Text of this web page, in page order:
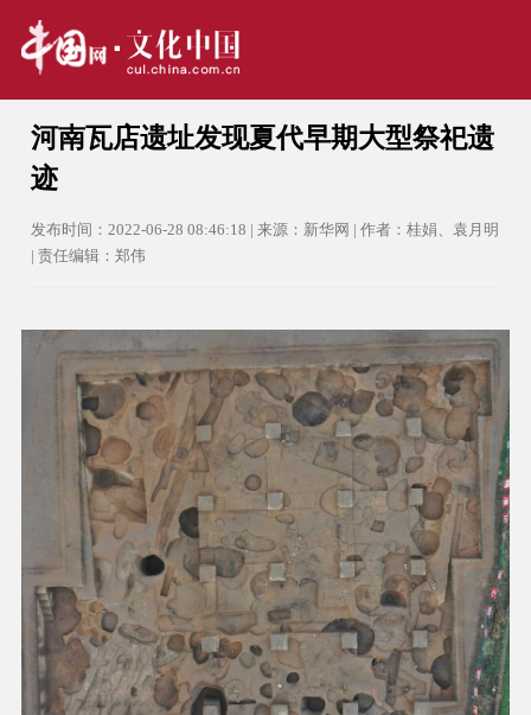
河南瓦店遗址发现夏代早期大型祭祀遗
迹
发布时间：2022-06-28 08:46:18 | 来源：新华网 | 作者：桂娟、袁月明
| 责任编辑：郑伟